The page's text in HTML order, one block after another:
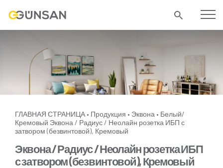
ГЛАВНАЯ СТРАНИЦА • Продукция • Эквона • Белый/
Кремовый Эквона / Радиус / Неолайн розетка ИБП с
затвором (безвинтовой), Кремовый
Эквона / Радиус / Неолайн розетка ИБП
с затвором (безвинтовой), Кремовый